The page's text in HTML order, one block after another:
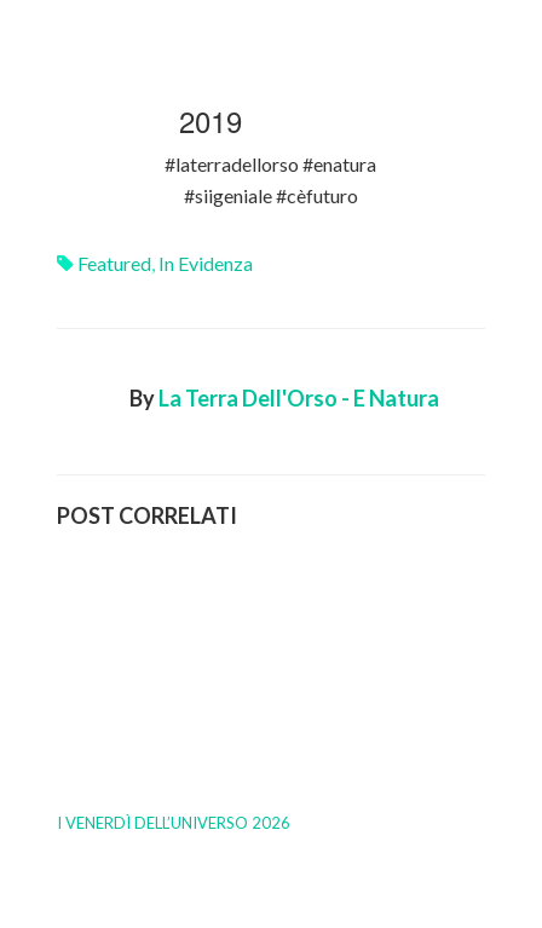
2019
#laterradellorso #enatura
#siigeniale #cèfuturo
Featured, In Evidenza
ByLa Terra Dell'Orso - E Natura
POST CORRELATI
I VENERDÌ DELL’UNIVERSO 2026